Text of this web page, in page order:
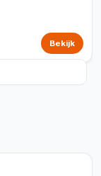
Bekijk